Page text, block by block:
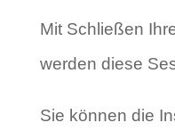
Mit Schließen
werden diese
Sie können die